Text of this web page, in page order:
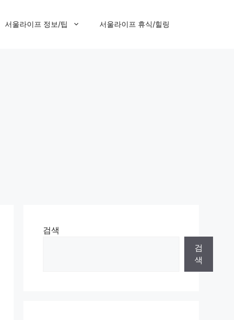
서울라이프 정보/팁 서울라이프 휴식/힐링
검색
검
색